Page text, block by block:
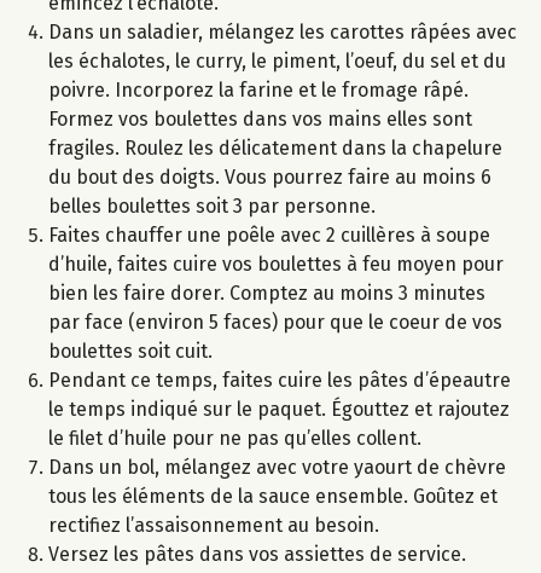
Dans un saladier, mélangez les carottes râpées avec
les échalotes, le curry, le piment, l’oeuf, du sel et du
poivre. Incorporez la farine et le fromage râpé.
Formez vos boulettes dans vos mains elles sont
fragiles. Roulez les délicatement dans la chapelure
du bout des doigts. Vous pourrez faire au moins 6
belles boulettes soit 3 par personne.
Faites chauffer une poêle avec 2 cuillères à soupe
d’huile, faites cuire vos boulettes à feu moyen pour
bien les faire dorer. Comptez au moins 3 minutes
par face (environ 5 faces) pour que le coeur de vos
boulettes soit cuit.
Pendant ce temps, faites cuire les pâtes d’épeautre
le temps indiqué sur le paquet. Égouttez et rajoutez
le filet d’huile pour ne pas qu’elles collent.
Dans un bol, mélangez avec votre yaourt de chèvre
tous les éléments de la sauce ensemble. Goûtez et
rectifiez l’assaisonnement au besoin.
Versez les pâtes dans vos assiettes de service.